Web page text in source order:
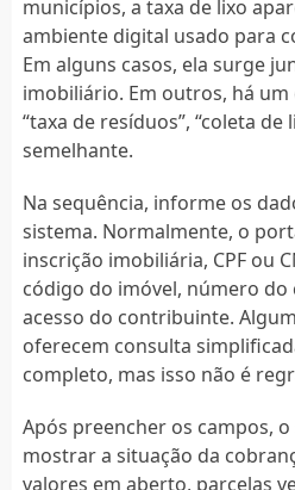
municípios, a taxa de lixo
ambiente digital usado para
Em alguns casos, ela surge
imobiliário. Em outros, há
“taxa de resíduos”, “coleta de
semelhante.
Na sequência, informe os
sistema. Normalmente, o
inscrição imobiliária, CPF ou
código do imóvel, número do
acesso do contribuinte.
oferecem consulta
completo, mas isso não é
Após preencher os campos,
mostrar a situação da
valores em aberto, parcelas